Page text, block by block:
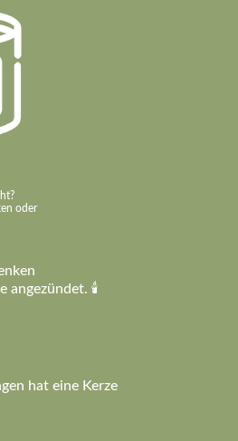
oder
angezündet. 🕯️
hat eine Kerze